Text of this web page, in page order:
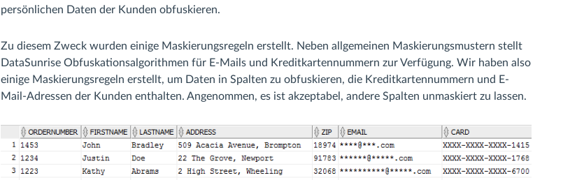
persönlichen Daten der Kunden obfuskieren.
Zu diesem Zweck wurden einige Maskierungsregeln erstellt. Neben allgemeinen Maskierungsmustern stellt
DataSunrise Obfuskationsalgorithmen für E-Mails und Kreditkartennummern zur Verfügung. Wir haben also
einige Maskierungsregeln erstellt, um Daten in Spalten zu obfuskieren, die Kreditkartennummern und E-
Mail-Adressen der Kunden enthalten. Angenommen, es ist akzeptabel, andere Spalten unmaskiert zu lassen.